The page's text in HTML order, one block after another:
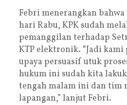
Febri menerangkan
hari Rabu, KPK sudah
pemanggilan terhadap
KTP elektronik. “Jadi kami
upaya persuasif utuk
hukum ini sudah kita
tengah malam ini dan tim
lapangan,” lanjut Febri.